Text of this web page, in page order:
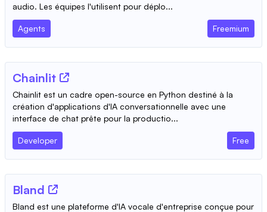
audio. Les équipes l'utilisent pour déplo...
Agents Freemium
Chainlit
Chainlit est un cadre open-source en Python destiné à la
création d'applications d'IA conversationnelle avec une
interface de chat prête pour la productio...
Developer Free
Bland
Bland est une plateforme d'IA vocale d'entreprise conçue pour